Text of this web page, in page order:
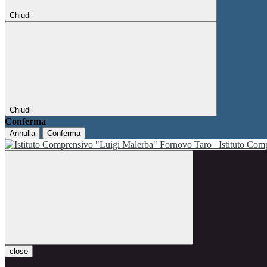
Chiudi
Chiudi
Conferma
Annulla Conferma
Istituto
close